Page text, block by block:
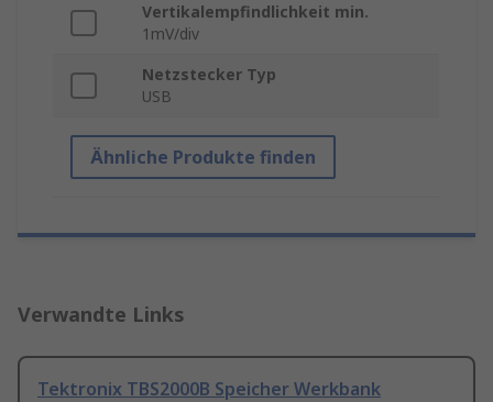
Vertikalempfindlichkeit min.
1mV/div
Netzstecker Typ
USB
Ähnliche Produkte finden
Verwandte Links
Tektronix TBS2000B Speicher Werkbank